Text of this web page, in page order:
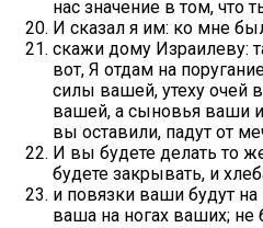
нас значение в том, что
И сказал я им: ко мне
скажи дому Израилеву:
вот, Я отдам на
силы вашей, утеху очей
вашей, а сыновья ваши
вы оставили, падут от
И вы будете делать то
будете закрывать, и
и повязки ваши будут
ваша на ногах ваших; не